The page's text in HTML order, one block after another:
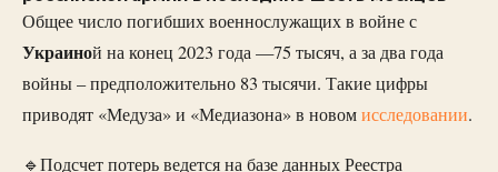
Общее число погибших военнослужащих в войне с
Украиной на конец 2023 года —75 тысяч, а за два года
войны – предположительно 83 тысячи. Такие цифры
приводят «Медуза» и «Медиазона» в новомисследовании.
🔹Подсчет потерь ведется на базе данных Реестра